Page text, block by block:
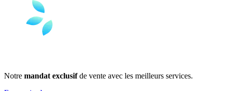
Notre mandat exclusifde vente avec les meilleurs services.